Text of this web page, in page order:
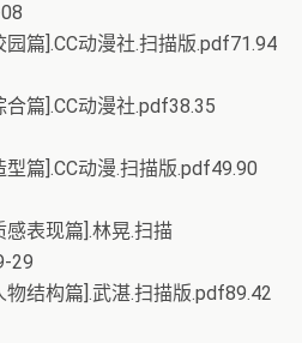
篇].CC动漫社.扫描版.pdf71.94
篇].CC动漫社.pdf38.35
篇].CC动漫.扫描版.pdf49.90
表现篇].林晃.扫描
29
结构篇].武湛.扫描版.pdf89.42